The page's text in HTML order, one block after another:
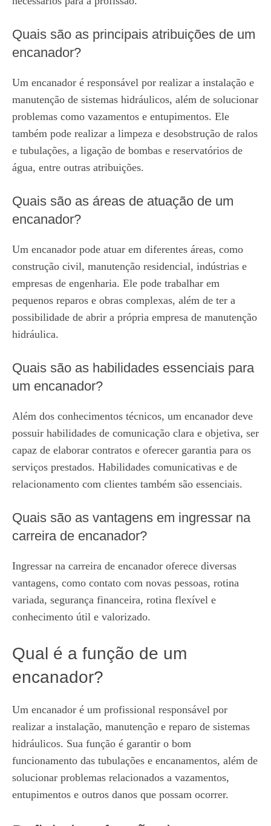
Quais são as principais atribuições de um
encanador?
Um encanador é responsável por realizar a instalação e
manutenção de sistemas hidráulicos, além de solucionar
problemas como vazamentos e entupimentos. Ele
também pode realizar a limpeza e desobstrução de ralos
e tubulações, a ligação de bombas e reservatórios de
água, entre outras atribuições.
Quais são as áreas de atuação de um
encanador?
Um encanador pode atuar em diferentes áreas, como
construção civil, manutenção residencial, indústrias e
empresas de engenharia. Ele pode trabalhar em
pequenos reparos e obras complexas, além de ter a
possibilidade de abrir a própria empresa de manutenção
hidráulica.
Quais são as habilidades essenciais para
um encanador?
Além dos conhecimentos técnicos, um encanador deve
possuir habilidades de comunicação clara e objetiva, ser
capaz de elaborar contratos e oferecer garantia para os
serviços prestados. Habilidades comunicativas e de
relacionamento com clientes também são essenciais.
Quais são as vantagens em ingressar na
carreira de encanador?
Ingressar na carreira de encanador oferece diversas
vantagens, como contato com novas pessoas, rotina
variada, segurança financeira, rotina flexível e
conhecimento útil e valorizado.
Qual é a função de um
encanador?
Um encanador é um profissional responsável por
realizar a instalação, manutenção e reparo de sistemas
hidráulicos. Sua função é garantir o bom
funcionamento das tubulações e encanamentos, além de
solucionar problemas relacionados a vazamentos,
entupimentos e outros danos que possam ocorrer.